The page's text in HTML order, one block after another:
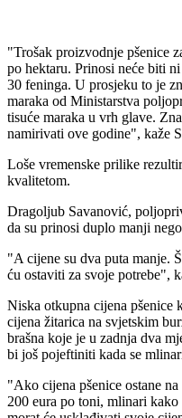
"Trošak proizvodnje pšenice
po hektaru. Prinosi neće biti
30 feninga. U prosjeku to je
maraka od Ministarstva
tisuće maraka u vrh glave.
namirivati ove godine", kaže
Loše vremenske prilike
kvalitetom.
Dragoljub Savanović,
da su prinosi duplo manji
"A cijene su dva puta manje.
ću ostaviti za svoje potrebe",
Niska otkupna cijena pšenice
cijena žitarica na svjetskim
brašna koje je u zadnja dva
bi još pojeftiniti kada se
"Ako cijena pšenice ostane
200 eura po toni, mlinari